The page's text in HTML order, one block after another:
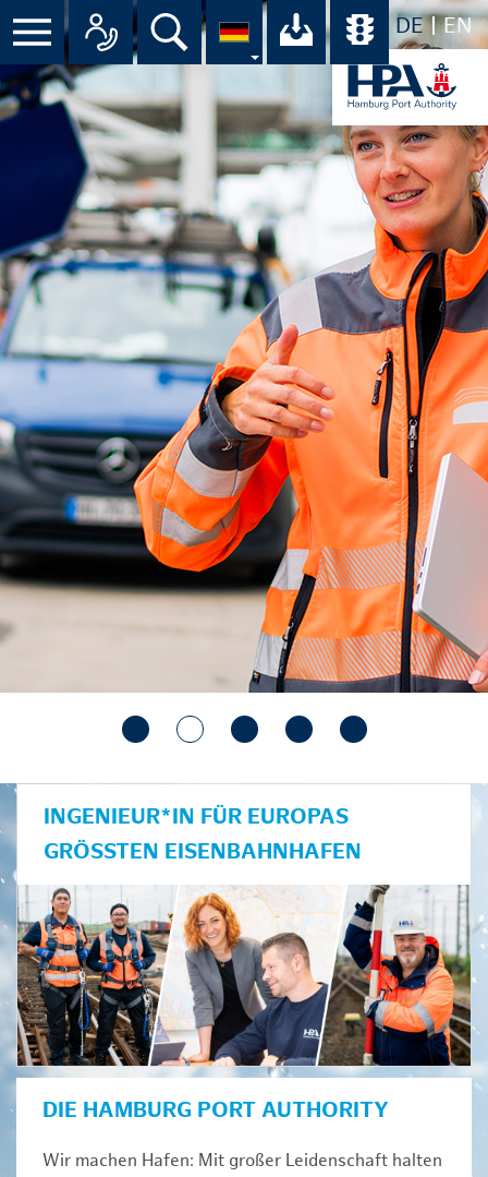
DE EN
Menü Alle Ansprechpartner im
Suche Ihr Download-
INGENIEUR*IN FÜR EUROPAS
GRÖSSTEN EISENBAHNHAFEN
DIE HAMBURG PORT AUTHORITY
Wir machen Hafen: Mit großer Leidenschaft halten